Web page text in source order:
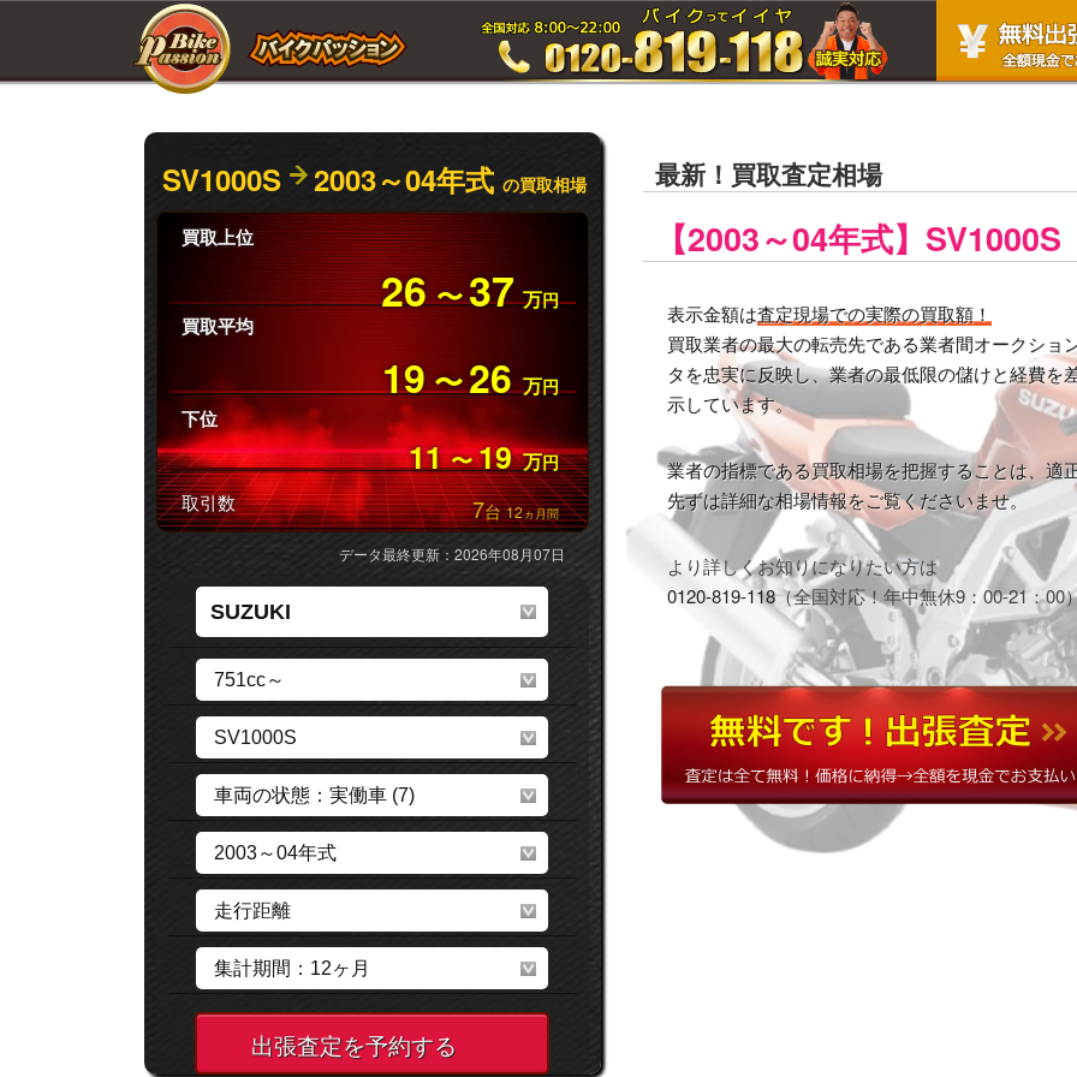
最新！買取査定相場
【2003～04年式】SV1000S
表示金額は査定現場での実際の買取額！
買取業者の最大の転売先である業者間オークショ
タを忠実に反映し、業者の最低限の儲けと経費を
示しています。
業者の指標である買取相場を把握することは、適
先ずは詳細な相場情報をご覧くださいませ。
より詳しくお知りになりたい方は
0120-819-118（全国対応！年中無休9：00-21：00
SV1000S 2003～04年式 の買取相場
買取上位
26 〜37 万円
買取平均
19 〜26 万円
下位
11 〜19 万円
取引数 7台12ヵ月間
データ最終更新：2026年08月07日
出張査定を予約する